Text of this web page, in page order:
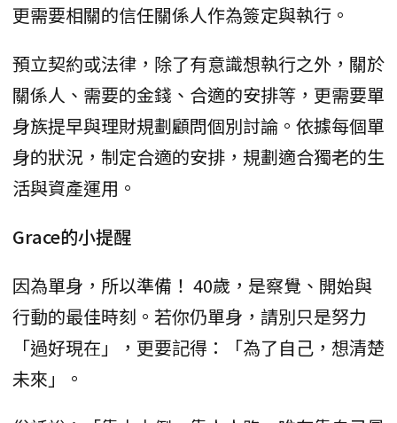
更需要相關的信任關係人作為簽定與執行。
預立契約或法律，除了有意識想執行之外，關於
關係人、需要的金錢、合適的安排等，更需要單
身族提早與理財規劃顧問個別討論。依據每個單
身的狀況，制定合適的安排，規劃適合獨老的生
活與資產運用。
Grace的小提醒
因為單身，所以準備！ 40歲，是察覺、開始與
行動的最佳時刻。若你仍單身，請別只是努力
「過好現在」，更要記得：「為了自己，想清楚
未來」。